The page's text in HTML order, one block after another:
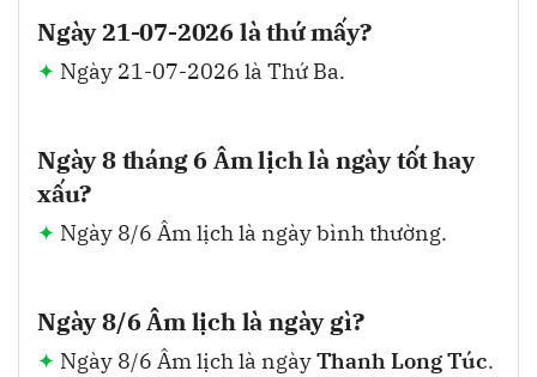
Ngày 21-07-2026 là thứ mấy?
Ngày 21-07-2026 là Thứ Ba.
Ngày 8 tháng 6 Âm lịch là ngày tốt hay
xấu?
Ngày 8/6 Âm lịch là ngày bình thường.
Ngày 8/6 Âm lịch là ngày gì?
Ngày 8/6 Âm lịch là ngàyThanh Long Túc.